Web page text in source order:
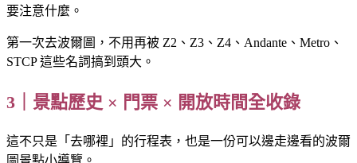
要注意什麼。
第一次去波爾圖，不用再被 Z2、Z3、Z4、Andante、Metro、
STCP 這些名詞搞到頭大。
3｜景點歷史 × 門票 × 開放時間全收錄
這不只是「去哪裡」的行程表，也是一份可以邊走邊看的波爾
圖景點小導覽。